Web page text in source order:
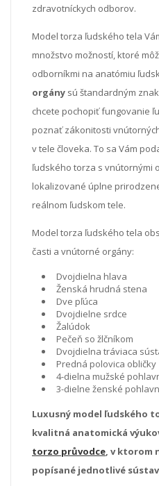
zdravotníckych odborov.
Model torza ľudského tela
množstvo možností, ktoré
odborníkmi na anatómiu
orgány sú štandardným
chcete pochopiť fungovanie
poznať zákonitosti
v tele človeka. To sa Vám
ľudského torza s vnútornými
lokalizované úplne
reálnom ľudskom tele.
Model torza ľudského tela
časti a vnútorné orgány:
Dvojdielna hlava
Ženská hrudná stena
Dve pľúca
Dvojdielne srdce
Žalúdok
Pečeň so žlčníkom
Dvojdielna tráviaca
Predná polovica obličky
4-dielna mužské
3-dielne ženské
Luxusný model ľudského
kvalitná anatomická
torzo průvodce, v ktorom
popísané jednotlivé